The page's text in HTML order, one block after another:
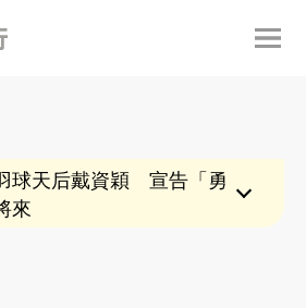
球天后戴資穎 宣告「勇
來